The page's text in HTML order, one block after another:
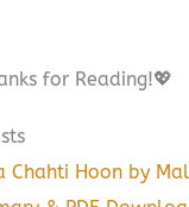
for Reading!💖
Chahti Hoon by